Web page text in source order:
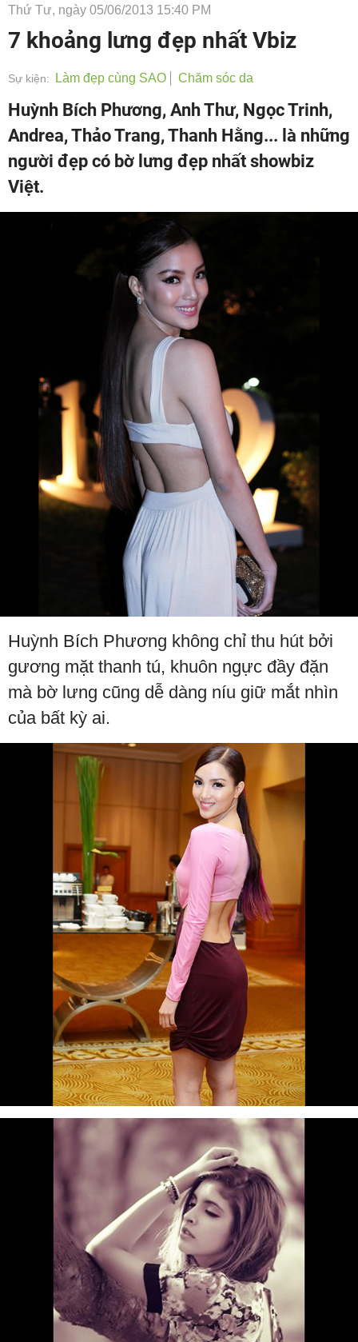
Thứ Tư, ngày 05/06/2013 15:40 PM
7 khoảng lưng đẹp nhất Vbiz
Sự kiện: Làm đẹp cùng SAO Chăm sóc da
Huỳnh Bích Phương, Anh Thư, Ngọc Trinh,
Andrea, Thảo Trang, Thanh Hằng... là những
người đẹp có bờ lưng đẹp nhất showbiz
Việt.
Huỳnh Bích Phương không chỉ thu hút bởi
gương mặt thanh tú, khuôn ngực đầy đặn
mà bờ lưng cũng dễ dàng níu giữ mắt nhìn
của bất kỳ ai.